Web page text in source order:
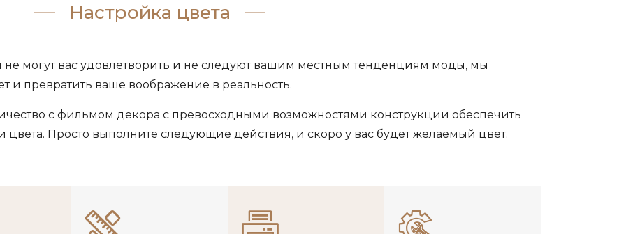
Настройка цвета
могут вас удовлетворить и не следуют вашим местным тенденциям моды, мы
и превратить ваше воображение в реальность.
с фильмом декора с превосходными возможностями конструкции обеспечить
Просто выполните следующие действия, и скоро у вас будет желаемый цвет.